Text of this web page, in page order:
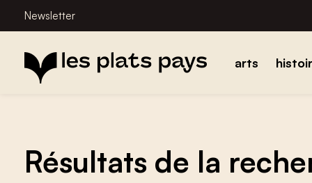
Newsletter
arts
Résultats de la